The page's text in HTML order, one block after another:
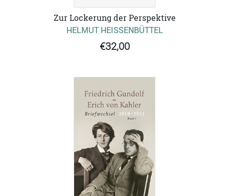
Zur Lockerung der Perspektive
HELMUT HEISSENBÜTTEL
€32,00